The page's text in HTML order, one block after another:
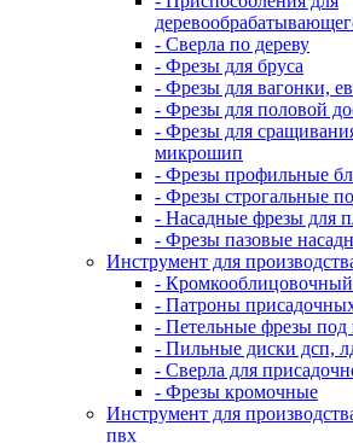
- Сверла по дереву
- Фрезы для бруса
- Фрезы для вагонки,
- Фрезы для половой
- Фрезы для
микрошип
- Фрезы профильные
- Фрезы строгальные
- Насадные фрезы для
- Фрезы пазовые
Инструмент для
-
- Патроны
- Петельные фрезы под
- Пильные диски дсп,
- Сверла для
- Фрезы кромочные
Инструмент для
пвх